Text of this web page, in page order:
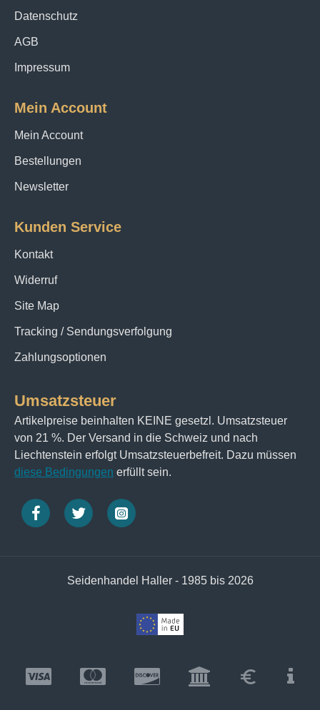
Datenschutz
AGB
Impressum
Mein Account
Mein Account
Bestellungen
Newsletter
Kunden Service
Kontakt
Widerruf
Site Map
Tracking / Sendungsverfolgung
Zahlungsoptionen
Umsatzsteuer
Artikelpreise beinhalten KEINE gesetzl. Umsatzsteuer
von 21 %. Der Versand in die Schweiz und nach
Liechtenstein erfolgt Umsatzsteuerbefreit. Dazu müssen
diese Bedingungen erfüllt sein.
Seidenhandel Haller - 1985 bis 2026